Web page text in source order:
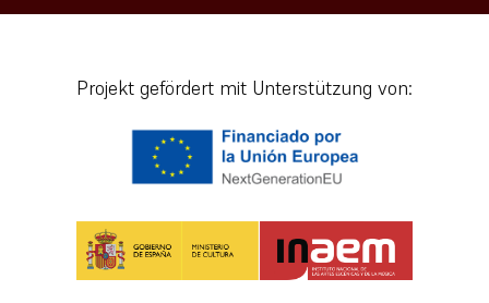
Projekt gefördert mit Unterstützung von: